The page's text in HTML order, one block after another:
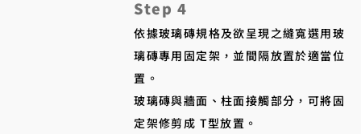
Step 4
依據玻璃磚規格及欲呈現之縫寬選用玻
璃磚專用固定架，並間隔放置於適當位
置。
玻璃磚與牆面、柱面接觸部分，可將固
定架修剪成 T型放置。